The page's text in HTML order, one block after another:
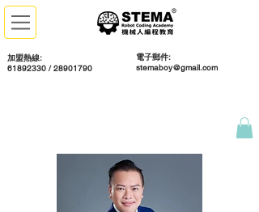
加盟熱線:
61892330 / 28901790
電子郵件:
stemaboy@gmail.com